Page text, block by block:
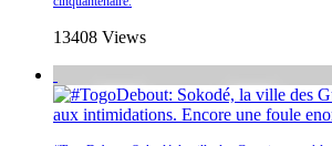
13408 Views